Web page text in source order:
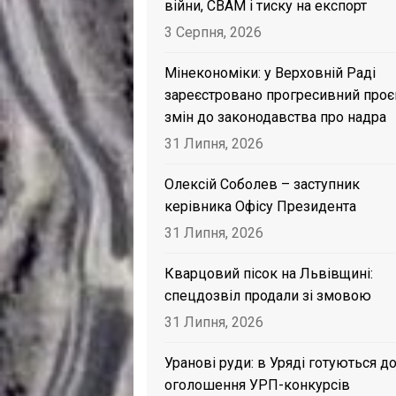
війни, CBAM і тиску на експорт
3 Серпня, 2026
Мінекономіки: у Верховній Раді
зареєстровано прогресивний
змін до законодавства про надра
31 Липня, 2026
Олексій Соболев – заступник
керівника Офісу Президента
31 Липня, 2026
Кварцовий пісок на Львівщині:
спецдозвіл продали зі змовою
31 Липня, 2026
Уранові руди: в Уряді готуються до
оголошення УРП-конкурсів